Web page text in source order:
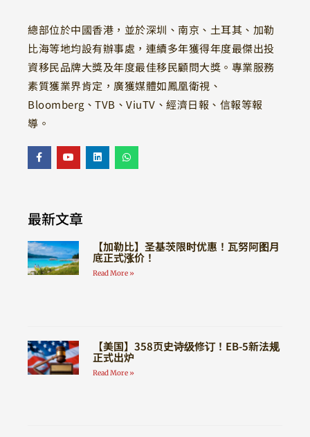
總部位於中國香港，並於深圳、南京、土耳其、加勒
比海等地均設有辦事處，連續多年獲得年度最傑出投
資移民品牌大獎及年度最佳移民顧問大獎。專業服務
素質獲業界肯定，廣獲媒體如鳳凰衛視、
Bloomberg、TVB、ViuTV、經濟日報、信報等報
導。
最新文章
【加勒比】圣基茨限时优惠！瓦努阿图月
底正式涨价！
Read More »
【美国】358页史诗级修订！EB-5新法规
正式出炉
Read More »